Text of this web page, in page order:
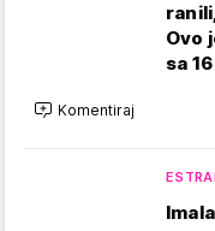
Ovo
sa 16
Komentiraj